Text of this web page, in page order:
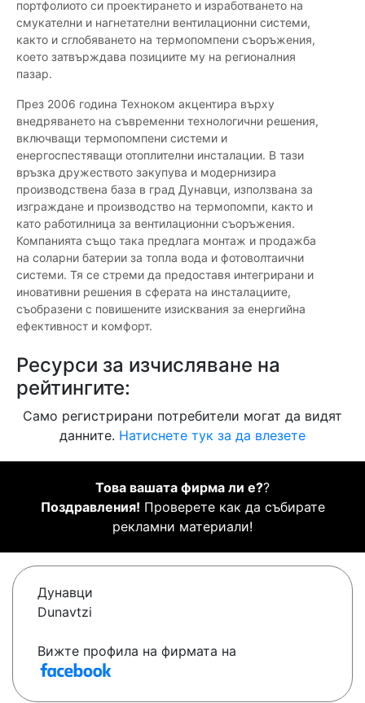
портфолиото си проектирането и изработването на
смукателни и нагнетателни вентилационни системи,
както и сглобяването на термопомпени съоръжения,
което затвърждава позициите му на регионалния
пазар.
През 2006 година Техноком акцентира върху
внедряването на съвременни технологични решения,
включващи термопомпени системи и
енергоспестяващи отоплителни инсталации. В тази
връзка дружеството закупува и модернизира
производствена база в град Дунавци, използвана за
изграждане и производство на термопомпи, както и
като работилница за вентилационни съоръжения.
Компанията също така предлага монтаж и продажба
на соларни батерии за топла вода и фотоволтаични
системи. Тя се стреми да предоставя интегрирани и
иновативни решения в сферата на инсталациите,
съобразени с повишените изисквания за енергийна
ефективност и комфорт.
Ресурси за изчисляване на
рейтингите:
Само регистрирани потребители могат да видят
данните. Натиснете тук за да влезете
Това вашата фирма ли е??
Поздравления! Проверете как да събирате
рекламни материали!
Дунавци
Dunavtzi
Вижте профила на фирмата на